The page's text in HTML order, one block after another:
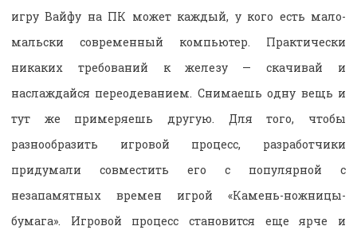
игру Вайфу на ПК может каждый, у кого есть мало-
мальски современный компьютер. Практически
никаких требований к железу — скачивай и
наслаждайся переодеванием. Снимаешь одну вещь и
тут же примеряешь другую. Для того, чтобы
разнообразить игровой процесс, разработчики
придумали совместить его с популярной с
незапамятных времен игрой «Камень-ножницы-
бумага». Игровой процесс становится еще ярче и